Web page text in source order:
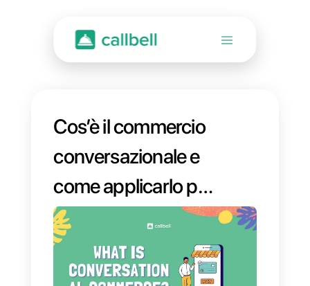
Cos’è il commercio
conversazionale e
come applicarlo per
aumentare le